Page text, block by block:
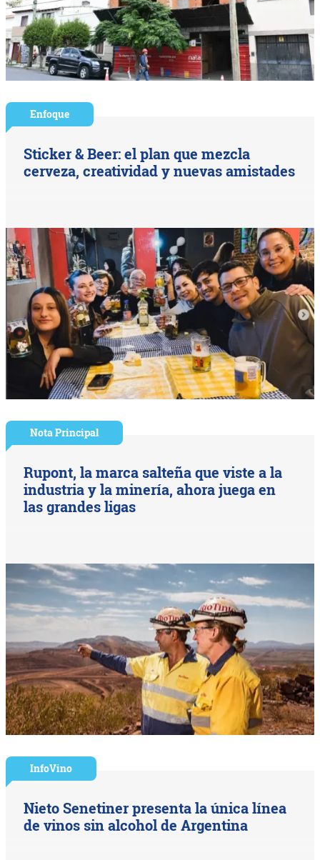
Enfoque
Sticker & Beer: el plan que mezcla
cerveza, creatividad y nuevas amistades
Nota Principal
Rupont, la marca salteña que viste a la
industria y la minería, ahora juega en
las grandes ligas
InfoVino
Nieto Senetiner presenta la única línea
de vinos sin alcohol de Argentina